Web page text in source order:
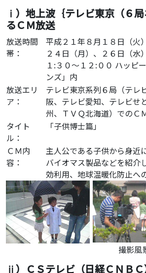
ⅰ）地上波｛テレビ東京（６
るＣＭ放送
放送時間
帯：
平成２１年８月１８日（火
２４日（月）、２６日（水
１:３０～１２:００ ハッピ
ンズ」内
放送エリ
ア：
テレビ東京系列６局（テレ
阪、テレビ愛知、テレビせ
州、ＴＶＱ北海道）でのＣ
タイト
ル：
「子供博士篇」
ＣＭ内
容：
主人公である子供から身近
バイオマス製品などを紹介
効利用、地球温暖化防止へ
撮影風
ⅱ）ＣＳテレビ（日経ＣＮＢ